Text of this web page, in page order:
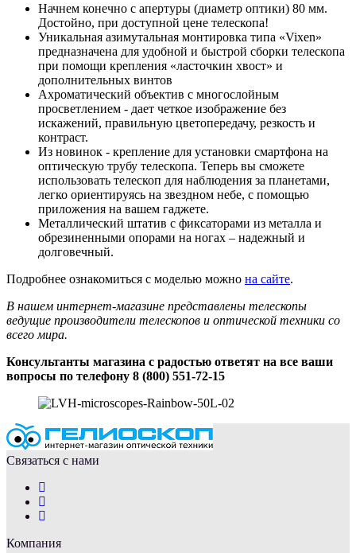
Начнем конечно с апертуры (диаметр оптики) 80 мм.
Достойно, при доступной цене телескопа!
Уникальная азимутальная монтировка типа «Vixen»
предназначена для удобной и быстрой сборки телескопа
при помощи крепления «ласточкин хвост» и
дополнительных винтов
Ахроматический объектив с многослойным
просветлением - дает четкое изображение без
искажений, правильную цветопередачу, резкость и
контраст.
Из новинок - крепление для установки смартфона на
оптическую трубу телескопа. Теперь вы сможете
использовать телескоп для наблюдения за планетами,
легко ориентируясь на звездном небе, с помощью
приложения на вашем гаджете.
Металлический штатив с фиксаторами из металла и
обрезиненными опорами на ногах – надежный и
долговечный.
Подробнее ознакомиться с моделью можно на сайте.
В нашем интернет-магазине представлены телескопы
ведущие производители телескопов и оптической техники со
всего мира.
Консультанты магазина с радостью ответят на все ваши
вопросы по телефону 8 (800) 551-72-15
Связаться с нами
Компания